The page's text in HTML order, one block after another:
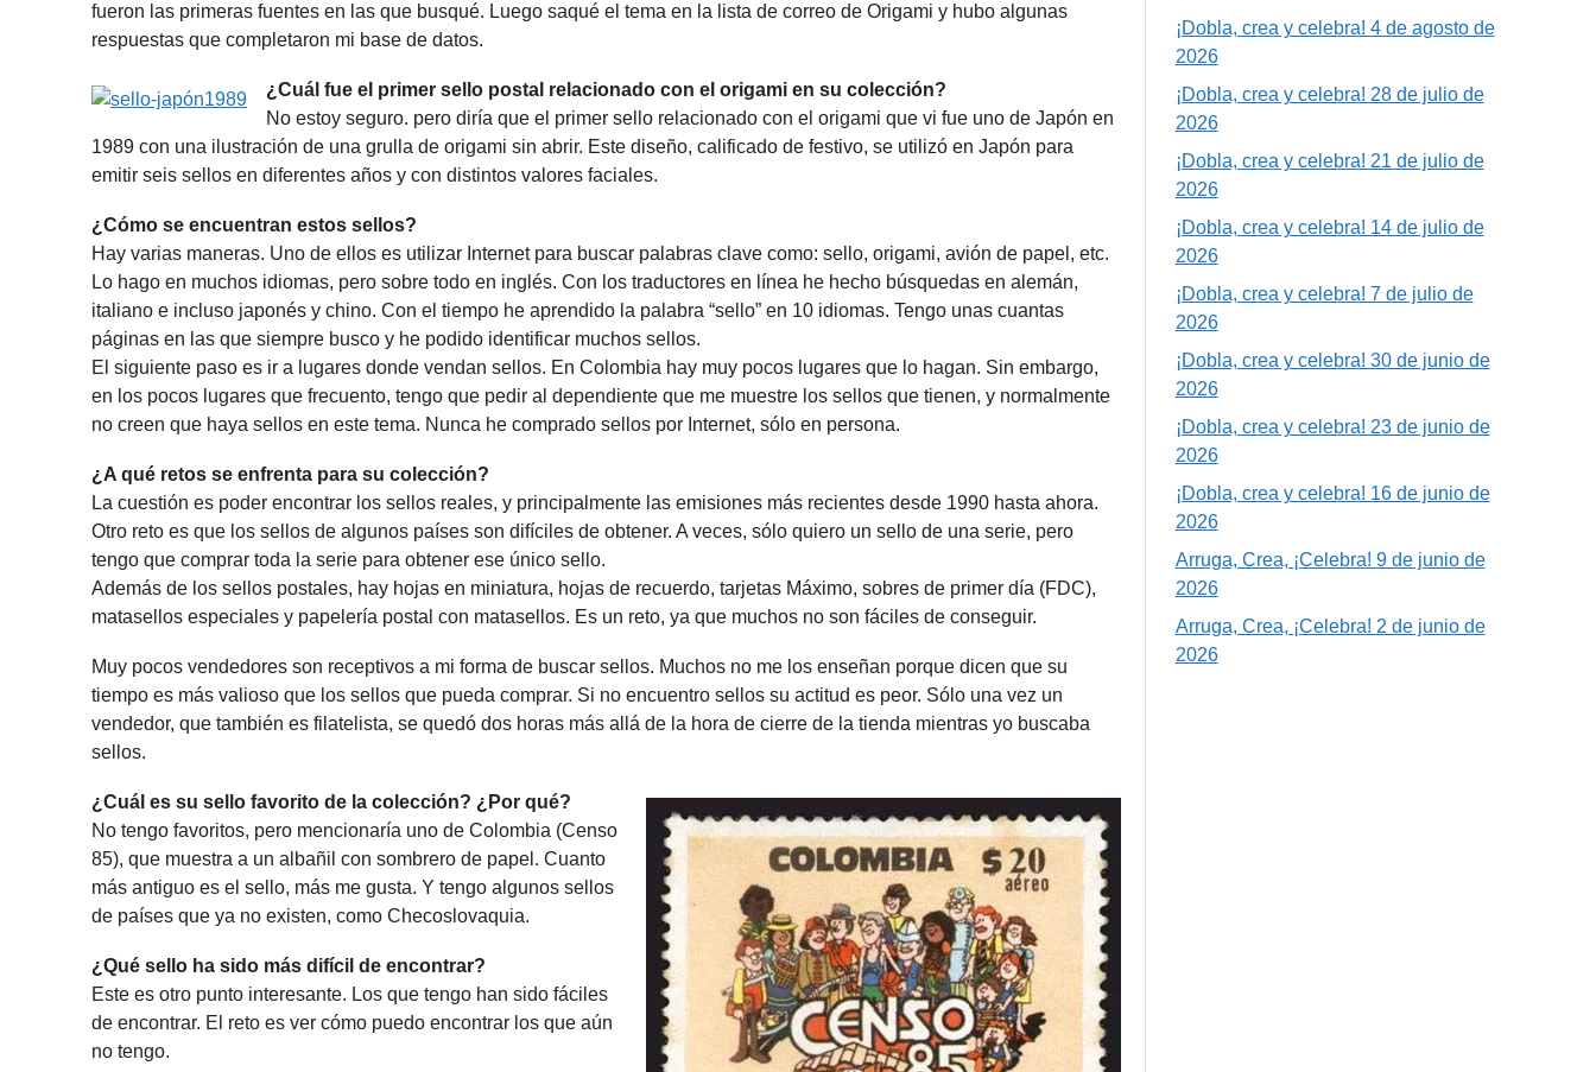
fueron las primeras fuentes en las que busqué. Luego saqué el tema en la lista de correo de Origami y hubo algunas
respuestas que completaron mi base de datos.
¿Cuál fue el primer sello postal relacionado con el origami en su colección?
No estoy seguro. pero diría que el primer sello relacionado con el origami que vi fue uno de Japón en
1989 con una ilustración de una grulla de origami sin abrir. Este diseño, calificado de festivo, se utilizó en Japón para
emitir seis sellos en diferentes años y con distintos valores faciales.
¿Cómo se encuentran estos sellos?
Hay varias maneras. Uno de ellos es utilizar Internet para buscar palabras clave como: sello, origami, avión de papel, etc.
Lo hago en muchos idiomas, pero sobre todo en inglés. Con los traductores en línea he hecho búsquedas en alemán,
italiano e incluso japonés y chino. Con el tiempo he aprendido la palabra “sello” en 10 idiomas. Tengo unas cuantas
páginas en las que siempre busco y he podido identificar muchos sellos.
El siguiente paso es ir a lugares donde vendan sellos. En Colombia hay muy pocos lugares que lo hagan. Sin embargo,
en los pocos lugares que frecuento, tengo que pedir al dependiente que me muestre los sellos que tienen, y normalmente
no creen que haya sellos en este tema. Nunca he comprado sellos por Internet, sólo en persona.
¿A qué retos se enfrenta para su colección?
La cuestión es poder encontrar los sellos reales, y principalmente las emisiones más recientes desde 1990 hasta ahora.
Otro reto es que los sellos de algunos países son difíciles de obtener. A veces, sólo quiero un sello de una serie, pero
tengo que comprar toda la serie para obtener ese único sello.
Además de los sellos postales, hay hojas en miniatura, hojas de recuerdo, tarjetas Máximo, sobres de primer día (FDC),
matasellos especiales y papelería postal con matasellos. Es un reto, ya que muchos no son fáciles de conseguir.
Muy pocos vendedores son receptivos a mi forma de buscar sellos. Muchos no me los enseñan porque dicen que su
tiempo es más valioso que los sellos que pueda comprar. Si no encuentro sellos su actitud es peor. Sólo una vez un
vendedor, que también es filatelista, se quedó dos horas más allá de la hora de cierre de la tienda mientras yo buscaba
sellos.
¿Cuál es su sello favorito de la colección? ¿Por qué?
No tengo favoritos, pero mencionaría uno de Colombia (Censo
85), que muestra a un albañil con sombrero de papel. Cuanto
más antiguo es el sello, más me gusta. Y tengo algunos sellos
de países que ya no existen, como Checoslovaquia.
¿Qué sello ha sido más difícil de encontrar?
Este es otro punto interesante. Los que tengo han sido fáciles
de encontrar. El reto es ver cómo puedo encontrar los que aún
no tengo.
¡Dobla, crea y celebra! 4 de agosto de
2026
¡Dobla, crea y celebra! 28 de julio de
2026
¡Dobla, crea y celebra! 21 de julio de
2026
¡Dobla, crea y celebra! 14 de julio de
2026
¡Dobla, crea y celebra! 7 de julio de
2026
¡Dobla, crea y celebra! 30 de junio de
2026
¡Dobla, crea y celebra! 23 de junio de
2026
¡Dobla, crea y celebra! 16 de junio de
2026
Arruga, Crea, ¡Celebra! 9 de junio de
2026
Arruga, Crea, ¡Celebra! 2 de junio de
2026